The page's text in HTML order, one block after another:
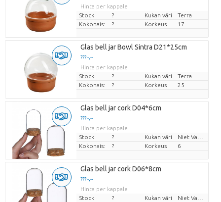
Hinta per kappale
Stock
? Kukan väri
Terra
Kokonais:
? Korkeus 17
Glas bell jar Bowl Sintra D21*25cm
??? -,--
Hinta per kappale
Stock
? Kukan väri
Terra
Kokonais:
? Korkeus 25
Glas bell jar cork D04*6cm
??? -,--
Hinta per kappale
Stock
? Kukan väri
Kokonais:
? Korkeus 6
Glas bell jar cork D06*8cm
??? -,--
Hinta per kappale
Stock
? Kukan väri